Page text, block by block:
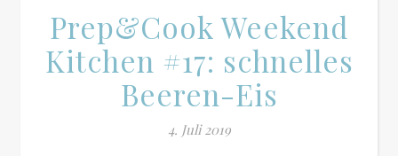
Prep&Cook Weekend
Kitchen #17: schnelles
Beeren-Eis
4. Juli 2019